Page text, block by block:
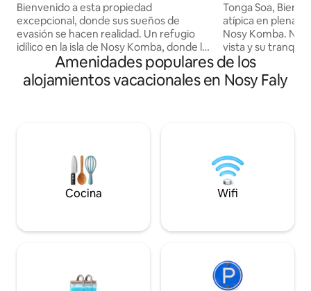
Bienvenido a esta propiedad
excepcional, donde sus sueños de
evasión se hacen realidad. Un refugio
idílico en la isla de Nosy Komba, donde la
naturaleza y la comodidad se entrelazan
para una experiencia única. En un
terreno de 2,5 hectáreas a lo largo de su
natural, creando un oasis refrescante,
mientras que un huerto y un jardín
ofrecen delicias frescas y suculentas.
Tonga Soa,
atípica en plena
Nosy Komba.
vista y su
bienvenida para
serenidad y
minutos en barco
traslado desde/
No apto para
Starlink
Amenidades populares de los
alojamientos vacacionales en Nosy Faly
Cocina Wifi